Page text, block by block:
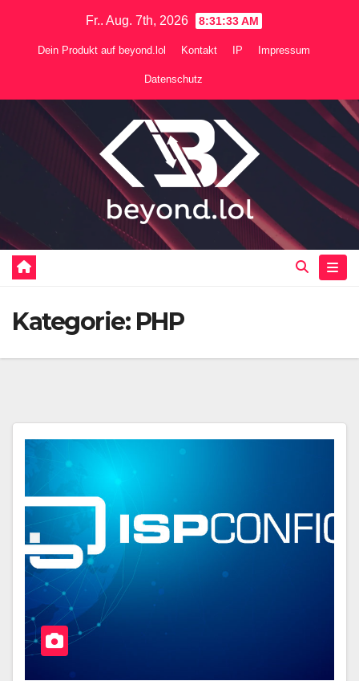
Fr.. Aug. 7th, 2026 8:31:34 AM
Dein Produkt auf beyond.lol Kontakt IP Impressum
Datenschutz
Kategorie: PHP